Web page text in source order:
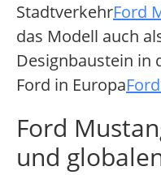
StadtverkehrFord
das Modell auch
Designbaustein in
Ford in Europa
Ford
und